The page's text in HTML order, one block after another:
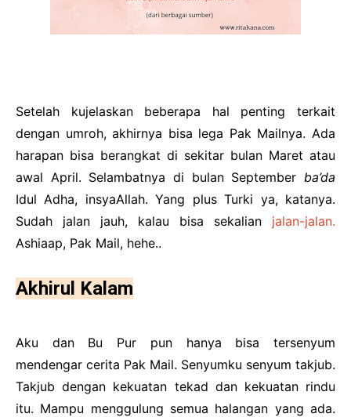
Setelah kujelaskan beberapa hal penting terkait
dengan umroh, akhirnya bisa lega Pak Mailnya. Ada
harapan bisa berangkat di sekitar bulan Maret atau
awal April. Selambatnya di bulan September ba’da
Idul Adha, insyaAllah. Yang plus Turki ya, katanya.
Sudah jalan jauh, kalau bisa sekalian jalan-jalan.
Ashiaap, Pak Mail, hehe..
Akhirul Kalam
Aku dan Bu Pur pun hanya bisa tersenyum
mendengar cerita Pak Mail. Senyumku senyum takjub.
Takjub dengan kekuatan tekad dan kekuatan rindu
itu. Mampu menggulung semua halangan yang ada.